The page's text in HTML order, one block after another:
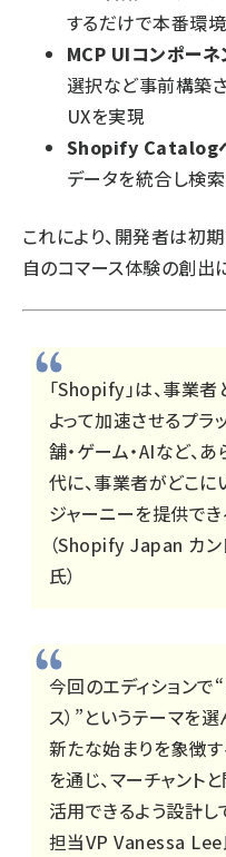
するだけで本番環
MCP UIコンポーネ
選択など事前構築
UXを実現
Shopify Catalog
データを統合し検
これにより、開発者は初
自のコマース体験の創出
「Shopify」は、事業
よって加速させるプラ
舗・ゲーム・AIなど、
代に、事業者がどこ
ジャーニーを提供でき
（Shopify Japan カ
氏）
今回のエディション
ス）”というテーマを選
新たな始まりを象徴
を通じ、マーチャン
活用できるよう設計し
担当VP Vanessa Lee